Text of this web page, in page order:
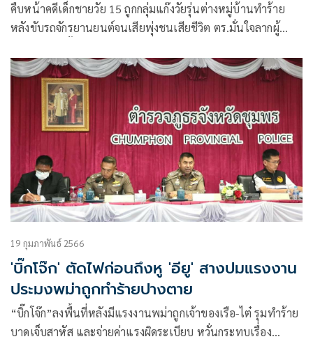
คืบหน้าคดีเด็กชายวัย 15 ถูกกลุ่มแก๊งวัยรุ่นต่างหมู่บ้านทำร้าย
หลังขับรถจักรยานยนต์จนเสียพุ่งชนเสียชีวิต ตร.มั่นใจลากผู้
19 กุมภาพันธ์ 2566
'บิ๊กโจ๊ก' ตัดไฟก่อนถึงหู 'อียู' สางปมแรงงาน
ประมงพม่าถูกทำร้ายปางตาย
“บิ๊กโจ๊ก”ลงพื้นที่หลังมีแรงงานพม่าถูกเจ้าของเรือ-ไต๋ รุมทำร้าย
บาดเจ็บสาหัส และจ่ายค่าแรงผิดระเบียบ หวั่นกระทบเรื่อง